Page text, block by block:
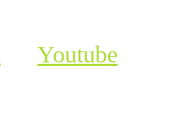
Youtube